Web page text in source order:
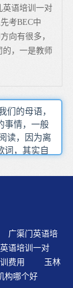
英语培训一对
考BEC中
向有很多，
的，一是教师
们的母语，
事情，一般
读，因为离
词，其实自
先清楚知道
广渠门英语培
语培训一对
费用
玉林
构哪个好